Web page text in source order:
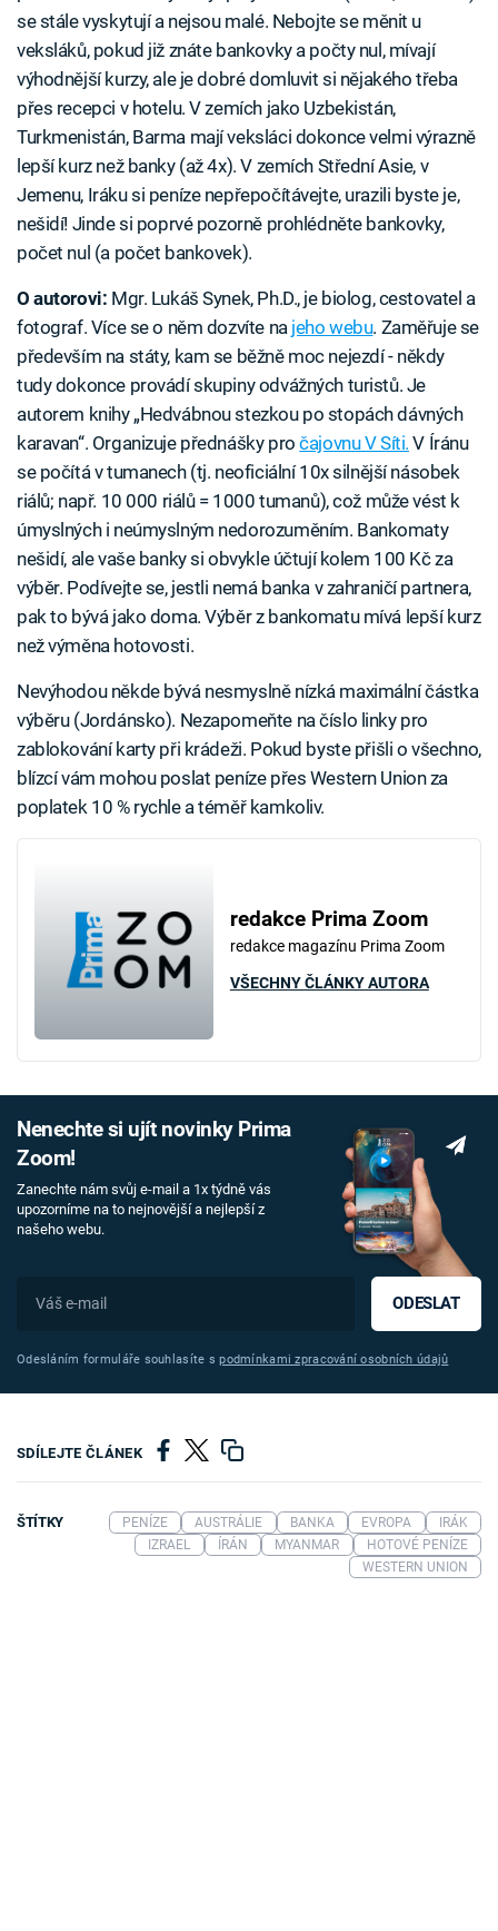
se stále vyskytují a nejsou malé. Nebojte se měnit u
veksláků, pokud již znáte bankovky a počty nul, mívají
výhodnější kurzy, ale je dobré domluvit si nějakého třeba
přes recepci v hotelu. V zemích jako Uzbekistán,
Turkmenistán, Barma mají veksláci dokonce velmi výrazně
lepší kurz než banky (až 4x). V zemích Střední Asie, v
Jemenu, Iráku si peníze nepřepočítávejte, urazili byste je,
nešidí! Jinde si poprvé pozorně prohlédněte bankovky,
počet nul (a počet bankovek).
O autorovi: Mgr. Lukáš Synek, Ph.D., je biolog, cestovatel a
fotograf. Více se o něm dozvíte na jeho webu. Zaměřuje se
především na státy, kam se běžně moc nejezdí - někdy
tudy dokonce provádí skupiny odvážných turistů. Je
autorem knihy „Hedvábnou stezkou po stopách dávných
karavan“. Organizuje přednášky pročajovnu V Síti. V Íránu
se počítá v tumanech (tj. neoficiální 10x silnější násobek
riálů; např. 10 000 riálů = 1000 tumanů), což může vést k
úmyslných i neúmyslným nedorozuměním. Bankomaty
nešidí, ale vaše banky si obvykle účtují kolem 100 Kč za
výběr. Podívejte se, jestli nemá banka v zahraničí partnera,
pak to bývá jako doma. Výběr z bankomatu mívá lepší kurz
než výměna hotovosti.
Nevýhodou někde bývá nesmyslně nízká maximální částka
výběru (Jordánsko). Nezapomeňte na číslo linky pro
zablokování karty při krádeži. Pokud byste přišli o všechno,
blízcí vám mohou poslat peníze přes Western Union za
poplatek 10 % rychle a téměř kamkoliv.
redakce Prima Zoom
redakce magazínu Prima Zoom
VŠECHNY ČLÁNKY AUTORA
Nenechte si ujít novinky Prima
Zoom!
Zanechte nám svůj e-mail a 1x týdně vás
upozorníme na to nejnovější a nejlepší z
našeho webu.
ODESLAT
Odesláním formuláře souhlasíte spodmínkami zpracování osobních údajů
SDÍLEJTE ČLÁNEK
ŠTÍTKY PENÍZE AUSTRÁLIE BANKA EVROPA
IRÁK
IZRAEL
ÍRÁN MYANMAR
HOTOVÉ PENÍZE
WESTERN UNION